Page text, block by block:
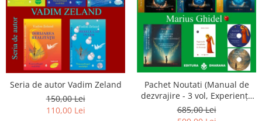
Seria de autor Vadim Zeland
150,00 Lei
110,00 Lei
Pachet Noutati (Manual de
dezvrajire - 3 vol, Experiențe
și amintiri, Rugăciunile
Luceafarului de dimineata) -
685,00 Lei